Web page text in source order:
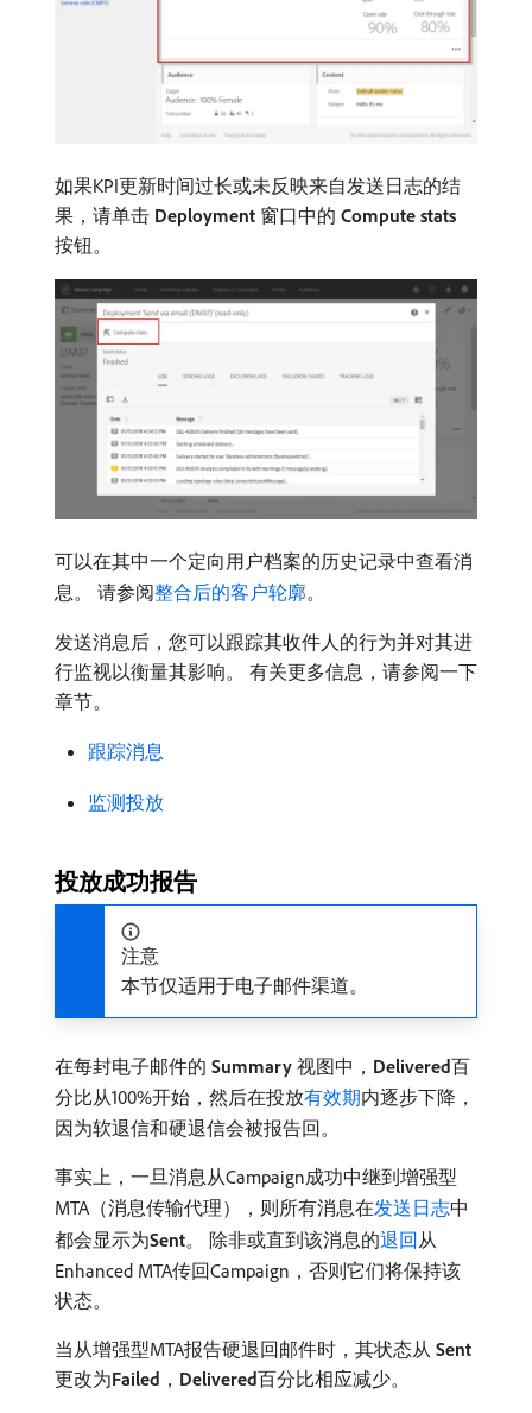
如果KPI更新时间过长或未反映来自发送日志的结
果，请单击​ Deployment ​窗口中的​ Compute stats
按钮。
可以在其中一个定向用户档案的历史记录中查看消
息。 请参阅整合后的客户轮廓。
发送消息后，您可以跟踪其收件人的行为并对其进
行监视以衡量其影响。 有关更多信息，请参阅一下
章节。
跟踪消息
监测投放
投放成功报告
注意
本节仅适用于电子邮件渠道。
在每封电子邮件的​ Summary ​视图中， Delivered​百
分比从100%开始，然后在投放有效期内逐步下降，
因为软退信和硬退信会被报告回。
事实上，一旦消息从Campaign成功中继到增强型
MTA（消息传输代理），则所有消息在发送日志中
都会显示为​Sent。 除非或直到该消息的退回从
Enhanced MTA传回Campaign，否则它们将保持该
状态。
当从增强型MTA报告硬退回邮件时，其状态从​ Sent
更改为​Failed ， Delivered​百分比相应减少。